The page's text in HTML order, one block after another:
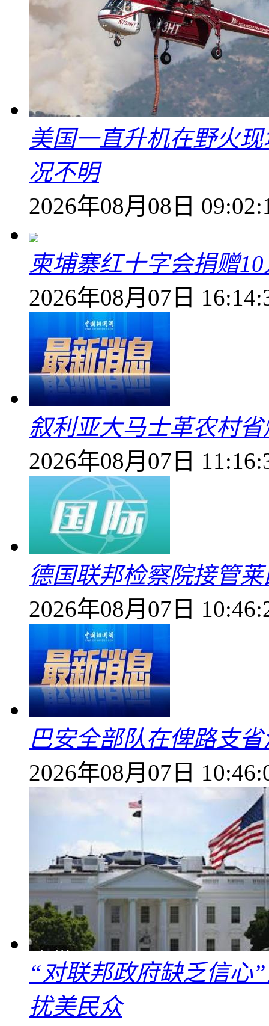
美国一直升机在野火
况不明
2026年08月08日
柬埔寨红十字会捐赠
2026年08月07日
叙利亚大马士革农村
2026年08月07日
德国联邦检察院接管
2026年08月07日
巴安全部队在俾路支
2026年08月07日
“对联邦政府缺乏信心
扰美民众